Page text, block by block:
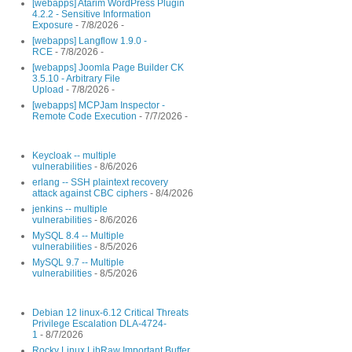
[webapps] Atarim WordPress Plugin
4.2.2 - Sensitive Information
Exposure - 7/8/2026 -
[webapps] Langflow 1.9.0 -
RCE - 7/8/2026 -
[webapps] Joomla Page Builder CK
3.5.10 - Arbitrary File
Upload - 7/8/2026 -
[webapps] MCPJam Inspector -
Remote Code Execution - 7/7/2026 -
Keycloak -- multiple
vulnerabilities - 8/6/2026
erlang -- SSH plaintext recovery
attack against CBC ciphers - 8/4/2026
jenkins -- multiple
vulnerabilities - 8/6/2026
MySQL 8.4 -- Multiple
vulnerabilities - 8/5/2026
MySQL 9.7 -- Multiple
vulnerabilities - 8/5/2026
Debian 12 linux-6.12 Critical Threats
Privilege Escalation DLA-4724-
1 - 8/7/2026